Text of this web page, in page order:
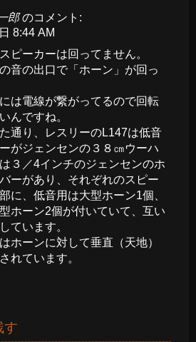
郎 のコメント:
8:44 AM
ピーカーは回ってません。
音の出口で「ホーン」が回っ
は電線が繋がってるので回転
んですね。
通り、レスリーのL147は低音
がジェンセンの３８㎝ウーハ
３／4インチのジェンセンのホ
ーがあり、それぞれのスピー
に、低音用は大型ホーン1個、
ホーン2個が付いていて、互い
ています。
ホーンに対して垂直（天地）
れています。
す